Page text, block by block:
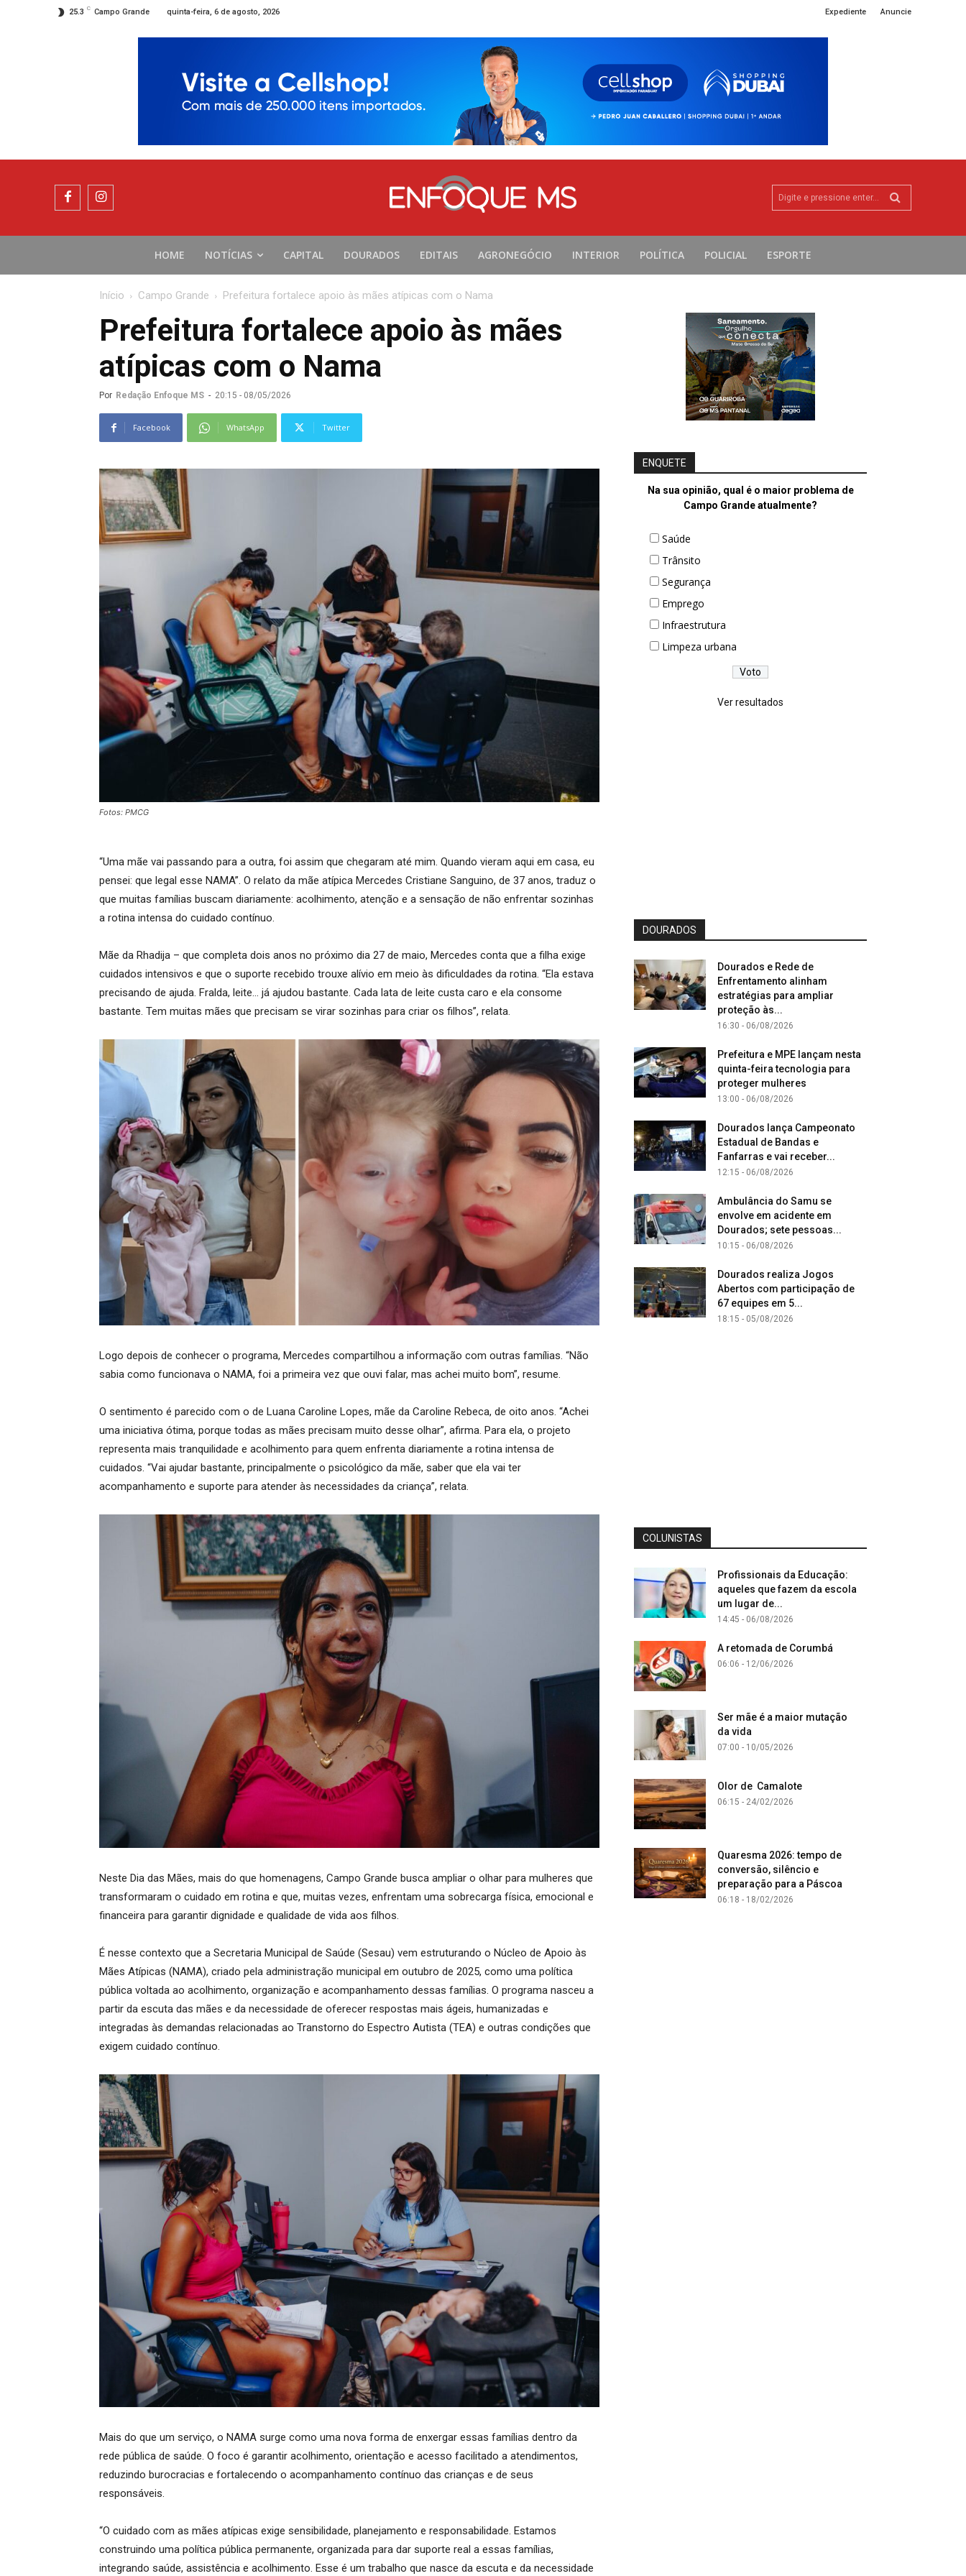
25.3 C Campo Grande quinta-feira, 6 de agosto, 2026 Expediente Anuncie
Digite e pressione enter...
HOME NOTÍCIAS CAPITAL DOURADOS EDITAIS AGRONEGÓCIO INTERIOR POLÍTICA POLICIAL ESPORTE
Início Campo Grande Prefeitura fortalece apoio às mães atípicas com o Nama
Prefeitura fortalece apoio às mães
atípicas com o Nama
Por Redação Enfoque MS - 20:15 - 08/05/2026
Facebook WhatsApp Twitter
Fotos: PMCG
“Uma mãe vai passando para a outra, foi assim que chegaram até mim. Quando vieram aqui em casa, eu
pensei: que legal esse NAMA”. O relato da mãe atípica Mercedes Cristiane Sanguino, de 37 anos, traduz o
que muitas famílias buscam diariamente: acolhimento, atenção e a sensação de não enfrentar sozinhas
a rotina intensa do cuidado contínuo.
Mãe da Rhadija – que completa dois anos no próximo dia 27 de maio, Mercedes conta que a filha exige
cuidados intensivos e que o suporte recebido trouxe alívio em meio às dificuldades da rotina. “Ela estava
precisando de ajuda. Fralda, leite… já ajudou bastante. Cada lata de leite custa caro e ela consome
bastante. Tem muitas mães que precisam se virar sozinhas para criar os filhos”, relata.
Logo depois de conhecer o programa, Mercedes compartilhou a informação com outras famílias. “Não
sabia como funcionava o NAMA, foi a primeira vez que ouvi falar, mas achei muito bom”, resume.
O sentimento é parecido com o de Luana Caroline Lopes, mãe da Caroline Rebeca, de oito anos. “Achei
uma iniciativa ótima, porque todas as mães precisam muito desse olhar”, afirma. Para ela, o projeto
representa mais tranquilidade e acolhimento para quem enfrenta diariamente a rotina intensa de
cuidados. “Vai ajudar bastante, principalmente o psicológico da mãe, saber que ela vai ter
acompanhamento e suporte para atender às necessidades da criança”, relata.
Neste Dia das Mães, mais do que homenagens, Campo Grande busca ampliar o olhar para mulheres que
transformaram o cuidado em rotina e que, muitas vezes, enfrentam uma sobrecarga física, emocional e
financeira para garantir dignidade e qualidade de vida aos filhos.
É nesse contexto que a Secretaria Municipal de Saúde (Sesau) vem estruturando o Núcleo de Apoio às
Mães Atípicas (NAMA), criado pela administração municipal em outubro de 2025, como uma política
pública voltada ao acolhimento, organização e acompanhamento dessas famílias. O programa nasceu a
partir da escuta das mães e da necessidade de oferecer respostas mais ágeis, humanizadas e
integradas às demandas relacionadas ao Transtorno do Espectro Autista (TEA) e outras condições que
exigem cuidado contínuo.
Mais do que um serviço, o NAMA surge como uma nova forma de enxergar essas famílias dentro da
rede pública de saúde. O foco é garantir acolhimento, orientação e acesso facilitado a atendimentos,
reduzindo burocracias e fortalecendo o acompanhamento contínuo das crianças e de seus
responsáveis.
“O cuidado com as mães atípicas exige sensibilidade, planejamento e responsabilidade. Estamos
construindo uma política pública permanente, organizada para dar suporte real a essas famílias,
integrando saúde, assistência e acolhimento. Esse é um trabalho que nasce da escuta e da necessidade
ENQUETE
Na sua opinião, qual é o maior problema de
Campo Grande atualmente?
Saúde
Trânsito
Segurança
Emprego
Infraestrutura
Limpeza urbana
Ver resultados
DOURADOS
Dourados e Rede de
Enfrentamento alinham
estratégias para ampliar
proteção às...
16:30 - 06/08/2026
Prefeitura e MPE lançam nesta
quinta-feira tecnologia para
proteger mulheres
13:00 - 06/08/2026
Dourados lança Campeonato
Estadual de Bandas e
Fanfarras e vai receber...
12:15 - 06/08/2026
Ambulância do Samu se
envolve em acidente em
Dourados; sete pessoas...
10:15 - 06/08/2026
Dourados realiza Jogos
Abertos com participação de
67 equipes em 5...
18:15 - 05/08/2026
COLUNISTAS
Profissionais da Educação:
aqueles que fazem da escola
um lugar de...
14:45 - 06/08/2026
A retomada de Corumbá
06:06 - 12/06/2026
Ser mãe é a maior mutação
da vida
07:00 - 10/05/2026
Olor de Camalote
06:15 - 24/02/2026
Quaresma 2026: tempo de
conversão, silêncio e
preparação para a Páscoa
06:18 - 18/02/2026